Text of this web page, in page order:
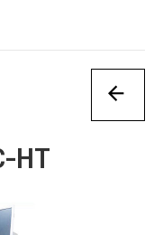
HT